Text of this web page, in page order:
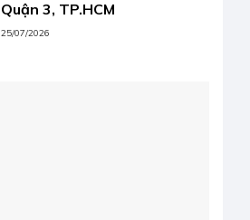
Quận 3, TP.HCM
25/07/2026